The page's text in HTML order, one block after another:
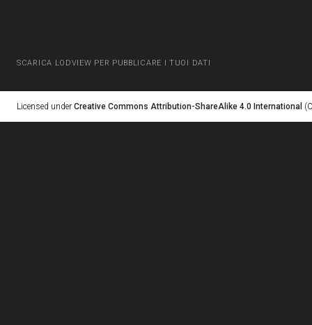
SCARICA LODVIEW PER PUBBLICARE I TUOI DATI
Licensed under Creative Commons Attribution-ShareAlike 4.0 International